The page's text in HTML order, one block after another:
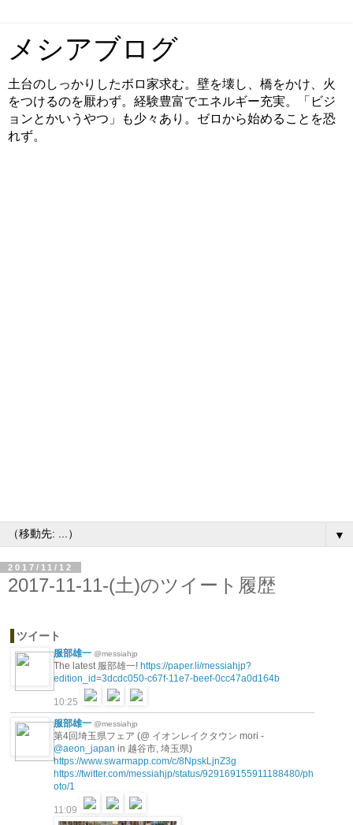
メシアブログ
土台のしっかりしたボロ家求む。壁を壊し、橋をかけ、火
をつけるのを厭わず。経験豊富でエネルギー充実。「ビジ
ョンとかいうやつ」も少々あり。ゼロから始めることを恐
れず。
▼
2017/11/12
2017-11-11-(土)のツイート履歴
ツイート
服部雄一 @messiahjp
The latest 服部雄一! https://paper.li/messiahjp?
edition_id=3dcdc050-c67f-11e7-beef-0cc47a0d164b
10:25
服部雄一 @messiahjp
第4回埼玉県フェア (@ イオンレイクタウン mori -
@aeon_japan in 越谷市, 埼玉県)
https://www.swarmapp.com/c/8NpskLjnZ3g
https://twitter.com/messiahjp/status/929169155911188480/ph
oto/1
11:09